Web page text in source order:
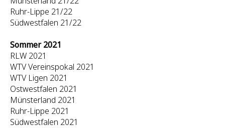
Ruhr-Lippe 21/22
Südwestfalen 21/22
Sommer 2021
RLW 2021
WTV Vereinspokal 2021
WTV Ligen 2021
Ostwestfalen 2021
Münsterland 2021
Ruhr-Lippe 2021
Südwestfalen 2021